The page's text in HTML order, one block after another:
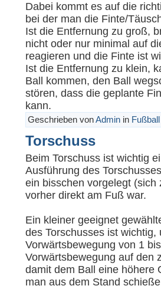
Dabei kommt es auf die
bei der man die Finte/
Ist die Entfernung zu groß,
nicht oder nur minimal auf
reagieren und die Finte ist
Ist die Entfernung zu klein,
Ball kommen, den Ball
stören, dass die geplante
kann.
Geschrieben vonAdminin Fußball
Torschuss
Beim Torschuss ist wichtig
Ausführung des
ein bisschen vorgelegt
vorher direkt am Fuß war.
Ein kleiner geeignet
des Torschusses ist
Vorwärtsbewegung von 1
Vorwärtsbewegung auf den
damit dem Ball eine höhere
man aus dem Stand